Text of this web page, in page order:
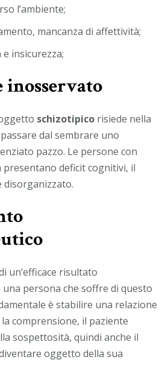
l’ambiente;
mancanza di affettività;
insicurezza;
inosservato
schizotipico risiede nella
dal sembrare uno
pazzo. Le persone con
deficit cognitivi, il
un’efficace risultato
persona che soffre di questo
è stabilire una relazione
comprensione, il paziente
sospettosità, quindi anche il
oggetto della sua